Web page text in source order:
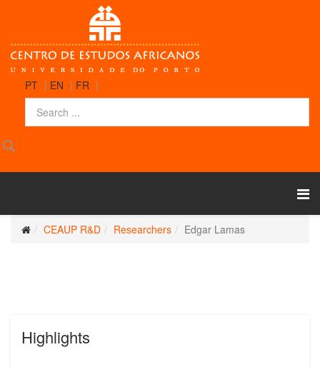
PT | EN | FR |
CEAUP R&D Researchers Edgar Lamas
Highlights